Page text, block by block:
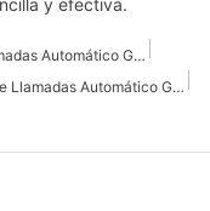
Grabador De Llamadas Automático Gratuito Para Android
Grabador De Llamadas Automático Gratuito